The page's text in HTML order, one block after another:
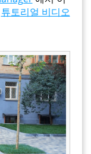
튜토리얼 비디오